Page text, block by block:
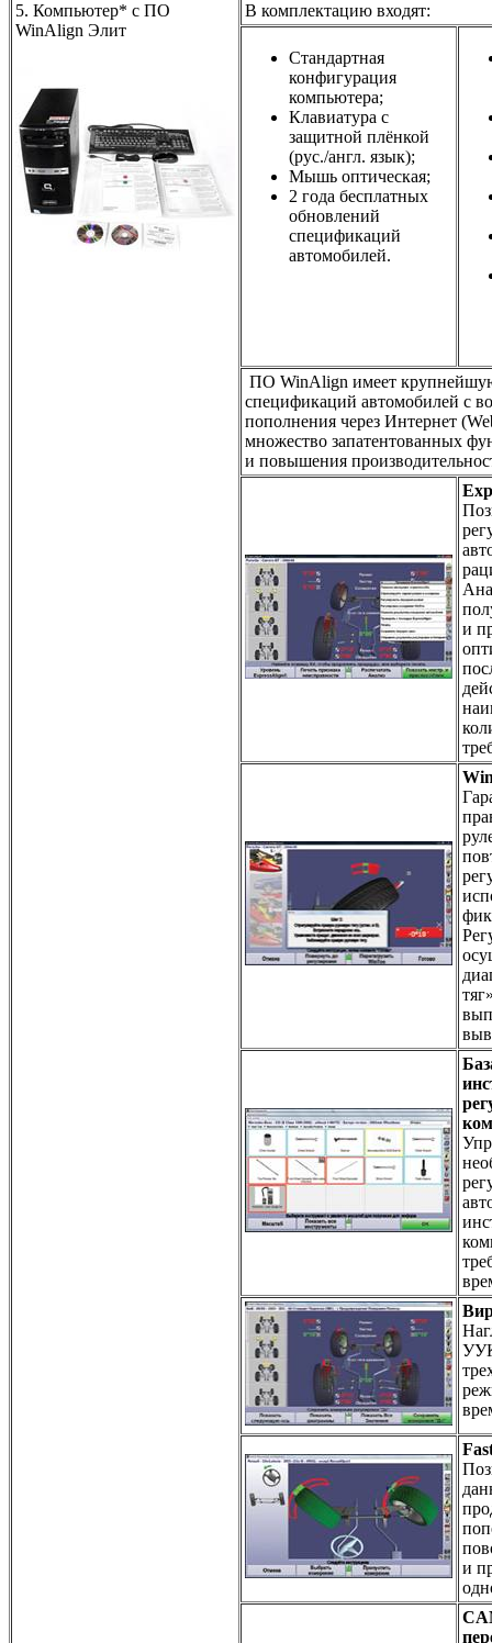
5. Компьютер* с ПО
WinAlign Элит
В комплектацию входят:
Стандартная
конфигурация
компьютера;
Клавиатура с
защитной плёнкой
(рус./англ. язык);
Мышь оптическая;
2 года бесплатных
обновлений
спецификаций
автомобилей.
ПО WinAlign имеет
спецификаций автомобилей c
пополнения через Интернет
множество запатентованных
и повышения
и
и